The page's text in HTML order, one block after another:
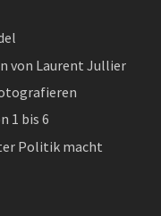
von Laurent Jullier
1 bis 6
Politik macht